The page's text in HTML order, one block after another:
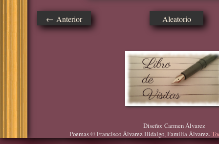
← Anterior Aleatorio
Diseño: Carmen Álvarez
Poemas © Francisco Álvarez Hidalgo, Familia Álvarez.